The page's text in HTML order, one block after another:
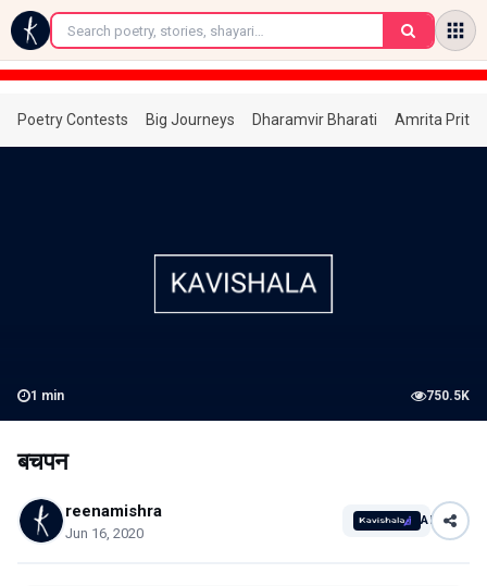
←
Poetry Contests Big Journeys Dharamvir Bharati Amrita
1 min 750.5K
बचपन
reenamishra
Jun 16, 2020
AI